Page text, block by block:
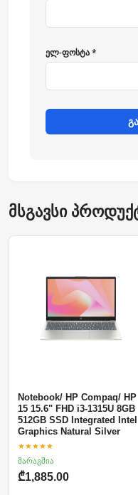
ელ-ფოსტა *
მსგავსი
Notebook/ HP Compaq/ HP
15 15.6" FHD i3-1315U 8GB
512GB SSD Integrated Intel
Graphics Natural Silver
★★★★★
მარაგშია
₾1,885.00